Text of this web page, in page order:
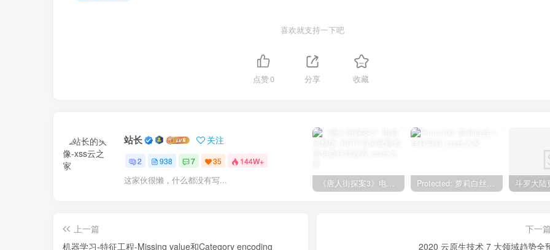
喜欢就支持一下吧
点赞0 分享 收藏
站长 关注
2 938 7 35 144W+
这家伙很懒，什么都没有写...
上一篇
机器学习-特征工程-Missing value和Category encoding
下一篇
2020 云原生技术 7 大领域趋势全